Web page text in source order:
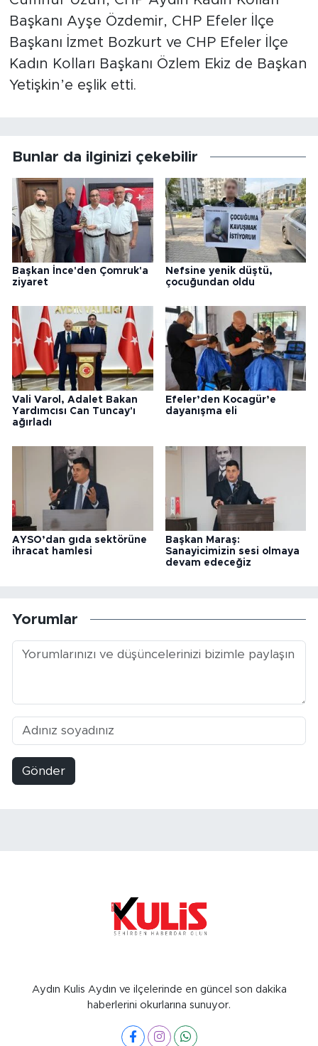
Başkanı Ayşe Özdemir, CHP Efeler İlçe
Başkanı İzmet Bozkurt ve CHP Efeler İlçe
Kadın Kolları Başkanı Özlem Ekiz de Başkan
Yetişkin’e eşlik etti.
Bunlar da ilginizi çekebilir
Başkan İnce'den Çomruk'a
ziyaret
Nefsine yenik düştü,
çocuğundan oldu
Vali Varol, Adalet Bakan
Yardımcısı Can Tuncay'ı
ağırladı
Efeler’den Kocagür’e
dayanışma eli
AYSO’dan gıda sektörüne
ihracat hamlesi
Başkan Maraş:
Sanayicimizin sesi olmaya
devam edeceğiz
Yorumlar
Gönder
Aydın Kulis Aydın ve ilçelerinde en güncel son dakika
haberlerini okurlarına sunuyor.